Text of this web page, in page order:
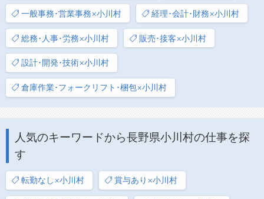
一般事務･営業事務×小川村 経理･会計･財務×小川村
総務･人事･労務×小川村 販売･接客×小川村
設計･開発･技術×小川村
倉庫作業･フォークリフト･梱包×小川村
人気のキーワードから長野県小川村の仕事を探
す
転勤なし×小川村 賞与あり×小川村